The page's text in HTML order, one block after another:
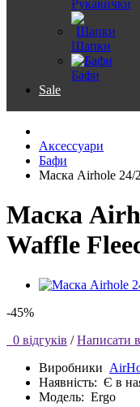
Рукавички
Шапки
Бафи
Sale
Аксессуари
Бафи
Маска Airhole 24/
Маска
Waffle
-45%
0 відгуків / Написати
Виробники
Наявність: Є в
Модель: Ergo